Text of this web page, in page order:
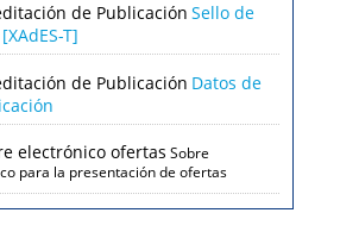
de Publicación Sello de
T]
de Publicación Datos de
electrónico ofertas Sobre
para la presentación de ofertas